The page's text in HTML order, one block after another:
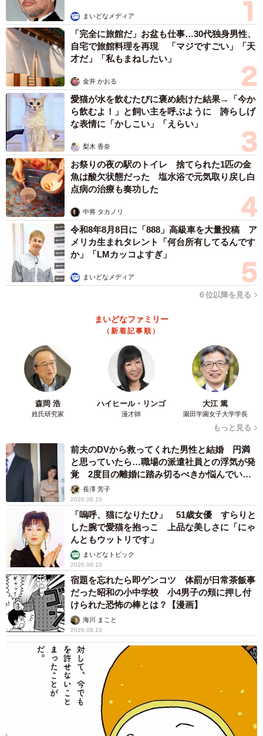
4/6
180度ハンドルを回して、背中や肩がシートから離れないかチェック
倒して乗るのはNG リクライニングは「少し起き
気味」
シートのリクライニングは、直立過ぎず寝過ぎず、シー
トに背中と頭を自然に預けられる角度にしますが、印象と
しては「少し起き気味」に。「よく、かなりリクライニン
グを倒して片手で運転しているドライバーもいますが、5～
10分程度の近距離ならともかく、長距離運転では疲れの元
れるのが、一番身体への負担が少ないんです」と菅波さ
シートの前後は「ペダルポジションよりもハンドルポジ
ション優先」。左右に180度ハンドルを切っても、肩や背中
がシートから浮かない位置に。「ペダルを優先してしまう
と、どうしても手が遠くなってしまうことが多く、手の反
か、ハンドルを操作するたびに姿勢がころころ変わること
でミラーの見え方も変わってしまい、危険といいます。
まいどなメディア
「完全に旅館だ」お盆も仕事…30代独身男性、
自宅で旅館料理を再現 「マジですごい」「天
才だ」「私もまねしたい」
金井 かおる
愛猫が水を飲むたびに褒め続けた結果→「今か
ら飲むよ！」と飼い主を呼ぶように 誇らしげ
な表情に「かしこい」「えらい」
梨木 香奈
お祭りの夜の駅のトイレ 捨てられた1匹の金
魚は酸欠状態だった 塩水浴で元気取り戻し白
点病の治療も奏功した
中将 タカノリ
令和8年8月8日に「888」高級車を大量投稿 ア
メリカ生まれタレント「何台所有してるんです
か」「LMカッコよすぎ」
まいどなメディア
６位以降を見る
まいどなファミリー
（新着記事順）
森岡 浩
姓氏研究家
ハイヒール・リンゴ
漫才師
大江 篤
園田学園女子大学学長
もっと見る
前夫のDVから救ってくれた男性と結婚 円満
と思っていたら…職場の派遣社員との浮気が発
覚 2度目の離婚に踏み切るべきか悩んでいま
す【夫婦関係修復カウンセラーが解説】
長澤 芳子
2026.08.10
「嗚呼、猫になりたひ」 51歳女優 すらりと
した腕で愛猫を抱っこ 上品な美しさに「にゃ
んともウットリです」
まいどなトピック
2026.08.10
宿題を忘れたら即ゲンコツ 体罰が日常茶飯事
だった昭和の小中学校 小4男子の頬に押し付
けられた恐怖の棒とは？【漫画】
海川 まこと
2026.08.10